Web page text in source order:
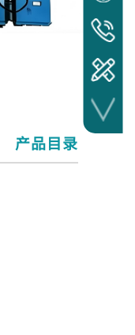
产品目​录
服务热线